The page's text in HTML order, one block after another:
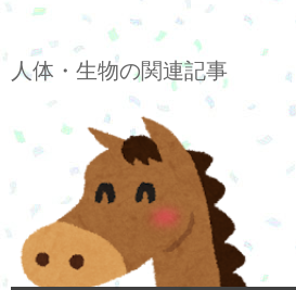
人体・生物の関連記事